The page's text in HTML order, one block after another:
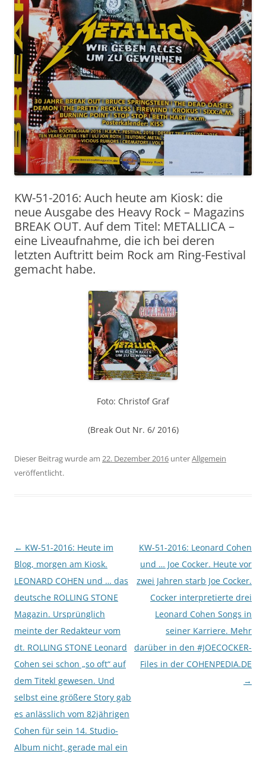
KW-51-2016: Auch heute am Kiosk: die
neue Ausgabe des Heavy Rock – Magazins
BREAK OUT. Auf dem Titel: METALLICA –
eine Liveaufnahme, die ich bei deren
letzten Auftritt beim Rock am Ring-Festival
gemacht habe.
Foto: Christof Graf
(Break Out Nr. 6/ 2016)
Dieser Beitrag wurde am 22. Dezember 2016 unterAllgemein
veröffentlicht.
Beitragsnavigation
← KW-51-2016: Heute im
Blog, morgen am Kiosk.
LEONARD COHEN und … das
deutsche ROLLING STONE
Magazin. Ursprünglich
meinte der Redakteur vom
dt. ROLLING STONE Leonard
Cohen sei schon „so oft“ auf
dem Titekl gewesen. Und
selbst eine größere Story gab
es anlässlich vom 82jährigen
Cohen für sein 14. Studio-
Album nicht, gerade mal ein
KW-51-2016: Leonard Cohen
und … Joe Cocker. Heute vor
zwei Jahren starb Joe Cocker.
Cocker interpretierte drei
Leonard Cohen Songs in
seiner Karriere. Mehr
darüber in den #JOECOCKER-
Files in der COHENPEDIA.DE
→